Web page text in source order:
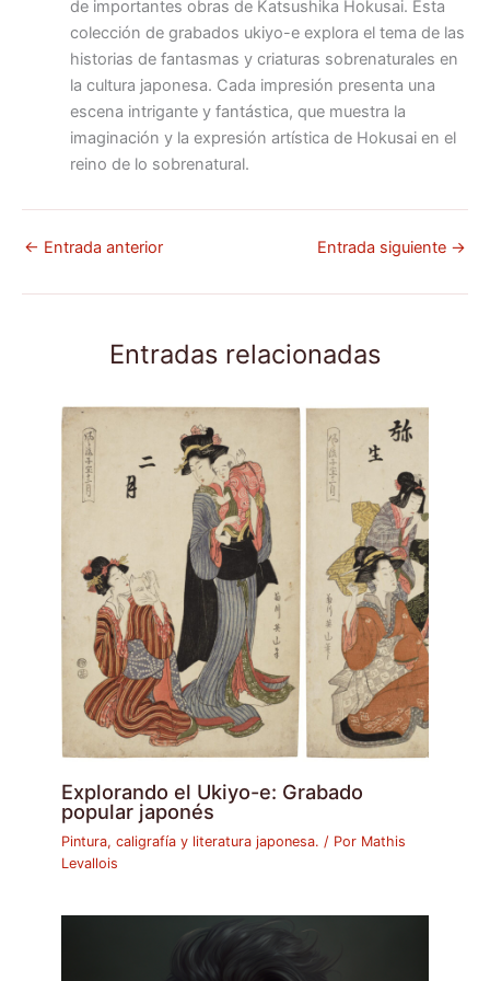
de importantes obras de Katsushika Hokusai. Esta
colección de grabados ukiyo-e explora el tema de las
historias de fantasmas y criaturas sobrenaturales en
la cultura japonesa. Cada impresión presenta una
escena intrigante y fantástica, que muestra la
imaginación y la expresión artística de Hokusai en el
reino de lo sobrenatural.
← Entrada anterior Entrada siguiente →
Entradas relacionadas
Explorando el Ukiyo-e: Grabado
popular japonés
Pintura, caligrafía y literatura japonesa. / Por Mathis
Levallois